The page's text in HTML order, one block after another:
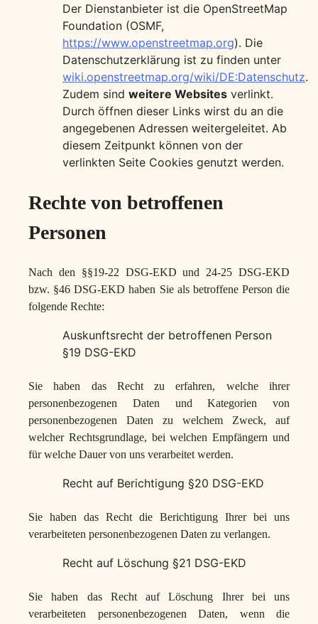
Der Dienstanbieter ist die OpenStreetMap
Foundation (OSMF,
https://www.openstreetmap.org). Die
Datenschutzerklärung ist zu finden unter
wiki.openstreetmap.org/wiki/DE:Datenschutz.
Zudem sind weitere Websites verlinkt.
Durch öffnen dieser Links wirst du an die
angegebenen Adressen weitergeleitet. Ab
diesem Zeitpunkt können von der
verlinkten Seite Cookies genutzt werden.
Rechte von betroffenen
Personen
Nach den §§19-22 DSG-EKD und 24-25 DSG-EKD
bzw. §46 DSG-EKD haben Sie als betroffene Person die
folgende Rechte:
Auskunftsrecht der betroffenen Person
§19 DSG-EKD
Sie haben das Recht zu erfahren, welche ihrer
personenbezogenen Daten und Kategorien von
personenbezogenen Daten zu welchem Zweck, auf
welcher Rechtsgrundlage, bei welchen Empfängern und
für welche Dauer von uns verarbeitet werden.
Recht auf Berichtigung §20 DSG-EKD
Sie haben das Recht die Berichtigung Ihrer bei uns
verarbeiteten personenbezogenen Daten zu verlangen.
Recht auf Löschung §21 DSG-EKD
Sie haben das Recht auf Löschung Ihrer bei uns
verarbeiteten personenbezogenen Daten, wenn die